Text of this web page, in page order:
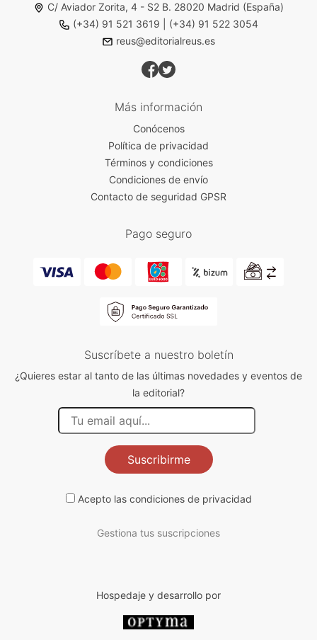
C/ Aviador Zorita, 4 - S2 B. 28020 Madrid (España)
(+34) 91 521 3619
(+34) 91 522 3054
reus@editorialreus.es
Más información
Conócenos
Política de privacidad
Términos y condiciones
Condiciones de envío
Contacto de seguridad GPSR
Pago seguro
Suscríbete a nuestro boletín
¿Quieres estar al tanto de las últimas novedades y eventos de
la editorial?
Suscribirme
Acepto las condiciones de privacidad
Gestiona tus suscripciones
Hospedaje y desarrollo por